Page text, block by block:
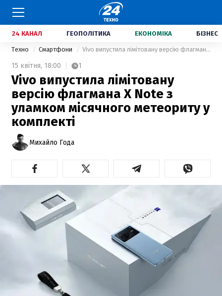
24 КАНАЛ ГЕОПОЛІТИКА ЕКОНОМІКА БІЗНЕС
Техно Смартфони Vivo випустила лімітовану версію флагмана X Note з уламком місячного метеориту у комплекті
15 квітня, 18:00 1
Vivo випустила лімітовану
версію флагмана X Note з
уламком місячного метеориту у
комплекті
Михайло Года